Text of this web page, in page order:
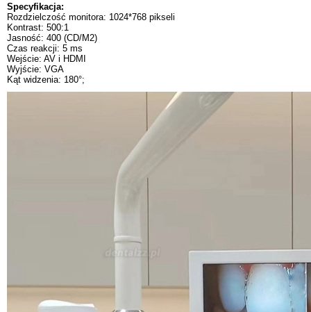
Specyfikacja:
Rozdzielczość monitora: 1024*768 pikseli
Kontrast: 500:1
Jasność: 400 (CD/M2)
Czas reakcji: 5 ms
Wejście: AV i HDMI
Wyjście: VGA
Kąt widzenia: 180°;